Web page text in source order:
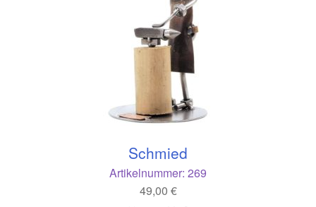
Schmied
Artikelnummer: 269
49,00 €